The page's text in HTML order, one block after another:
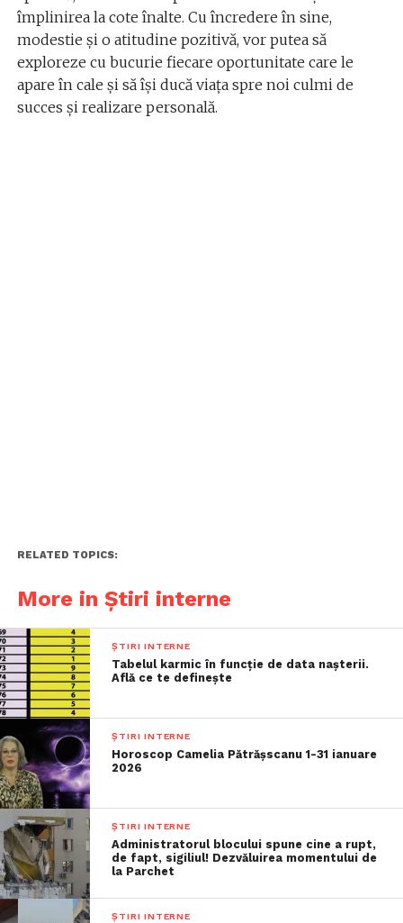
împlinirea la cote înalte. Cu încredere în sine,
modestie și o atitudine pozitivă, vor putea să
exploreze cu bucurie fiecare oportunitate care le
apare în cale și să își ducă viața spre noi culmi de
succes și realizare personală.
RELATED TOPICS:
More in Știri interne
ȘTIRI INTERNE
Tabelul karmic în funcție de data nașterii.
Află ce te definește
ȘTIRI INTERNE
Horoscop Camelia Pătrășscanu 1-31 ianuare
2026
ȘTIRI INTERNE
Administratorul blocului spune cine a rupt,
de fapt, sigiliul! Dezvăluirea momentului de
la Parchet
ȘTIRI INTERNE